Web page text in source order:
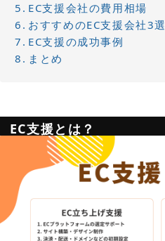
EC支援会社の費用相場
おすすめのEC支援会社3選
EC支援の成功事例
まとめ
EC支援とは？